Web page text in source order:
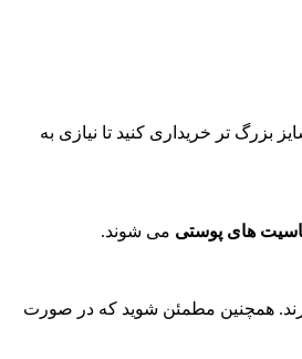
تر خریداری کنید تا نیازی به
های پوستی می شوند.
همچنین مطمئن شوید که در صورت